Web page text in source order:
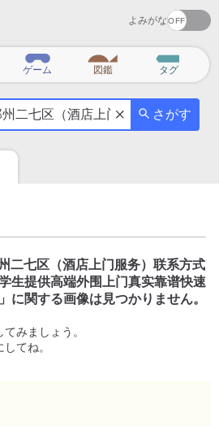
よみがな
ゲーム 図鑑 タグ
さがす
二七区（酒店上门服务）联系方式
生提供高端外围上门真实靠谱快速
」に関する画像は見つかりません。
みましょう。
てね。